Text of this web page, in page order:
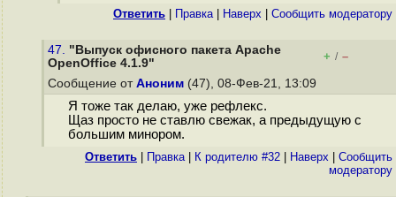
Ответить Правка| Наверх Cообщить модератору
47. "Выпуск офисного пакета Apache
OpenOffice 4.1.9"
+ / –
Сообщение от Аноним (47), 08-Фев-21, 13:09
Я тоже так делаю, уже рефлекс.
Щаз просто не ставлю свежак, а предыдущую с
большим минором.
Ответить Правка| К родителю #32 Наверх
Cообщить
модератору